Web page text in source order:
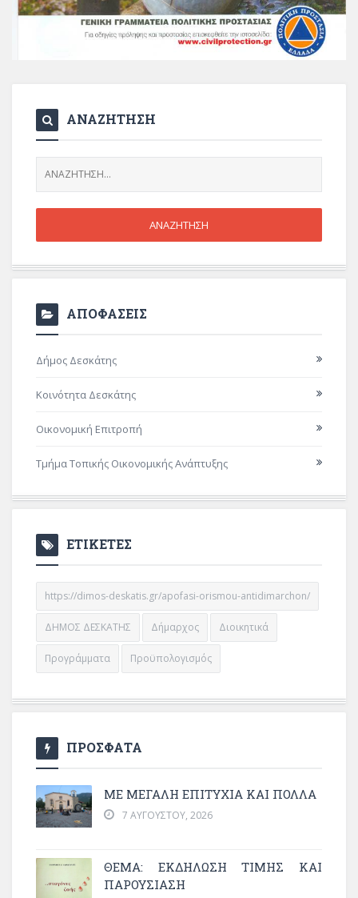
ΑΝΑΖΗΤΗΣΗ
ΑΠΟΦΑΣΕΙΣ
Δήμος Δεσκάτης
Κοινότητα Δεσκάτης
Οικονομική Επιτροπή
Τμήμα Τοπικής Οικονομικής Ανάπτυξης
ΕΤΙΚΕΤΕΣ
https://dimos-deskatis.gr/apofasi-orismou-antidimarchon/
ΔΗΜΟΣ ΔΕΣΚΑΤΗΣ Δήμαρχος Διοικητικά
Προγράμματα Προϋπολογισμός
ΠΡΟΣΦΑΤΑ
ΜΕ ΜΕΓΆΛΗ ΕΠΙΤΥΧΊΑ ΚΑΙ ΠΟΛΛΆ
7 ΑΥΓΟΎΣΤΟΥ, 2026
ΘΈΜΑ: ΕΚΔΉΛΩΣΗ ΤΙΜΉΣ ΚΑΙ
ΠΑΡΟΥΣΊΑΣΗ